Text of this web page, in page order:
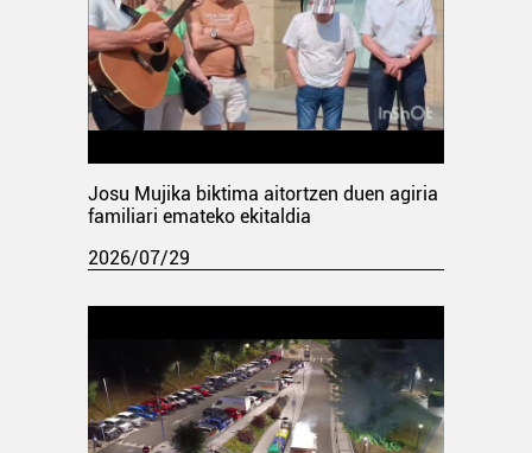
Josu Mujika biktima aitortzen duen agiria
familiari emateko ekitaldia
2026/07/29